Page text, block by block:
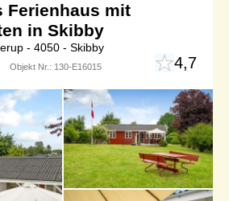
Ferienhaus mit
in Skibby
- 4050 - Skibby
Objekt Nr.: 130-E16015 4,7